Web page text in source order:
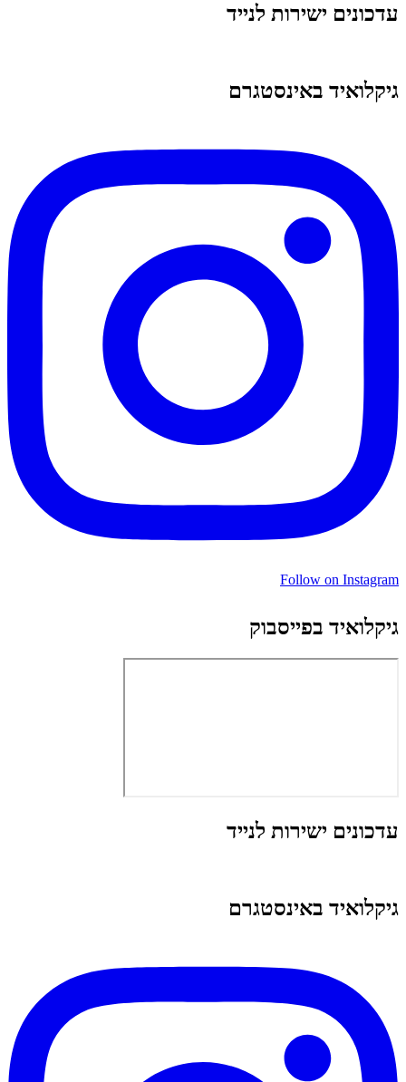
עדכונים ישירות לנייד
גיקלואיד באינסטגרם
Follow on Instagram
גיקלואיד בפייסבוק
עדכונים ישירות לנייד
גיקלואיד באינסטגרם